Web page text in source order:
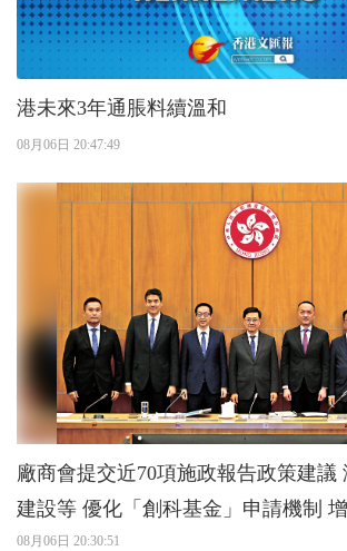
港未來3年通脹料續溫和
08月06日 20:47:49
廠商會提交近70項施政報告政策建議 涵蓋創科北都
建設等 優化「創科基金」申請機制 增援企業技術應
用
08月06日 20:30:51